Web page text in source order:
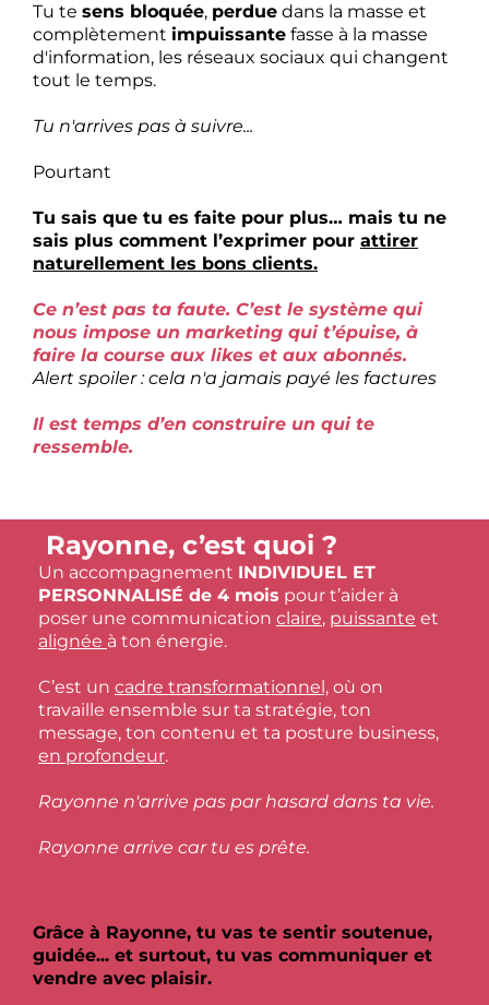
Tu te sens bloquée, perdue dans la masse et
complètement impuissante fasse à la masse
d'information, les réseaux sociaux qui changent
tout le temps.
Tu n'arrives pas à suivre...
Pourtant
Tu sais que tu es faite pour plus… mais tu ne
sais plus comment l’exprimer pour attirer
naturellement les bons clients.
Ce n’est pas ta faute. C’est le système qui
nous impose un marketing qui t’épuise, à
faire la course aux likes et aux abonnés.
Alert spoiler : cela n'a jamais payé les factures
Il est temps d’en construire un qui te
ressemble.
Rayonne, c’est quoi ?
Un accompagnement INDIVIDUEL ET
PERSONNALISÉ de 4 mois pour t’aider à
poser une communication claire, puissante et
alignée à ton énergie.
C’est un cadre transformationnel, où on
travaille ensemble sur ta stratégie, ton
message, ton contenu et ta posture business,
en profondeur.
Rayonne n'arrive pas par hasard dans ta vie.
Rayonne arrive car tu es prête.
Grâce à Rayonne, tu vas te sentir soutenue,
guidée... et surtout, tu vas communiquer et
vendre avec plaisir.